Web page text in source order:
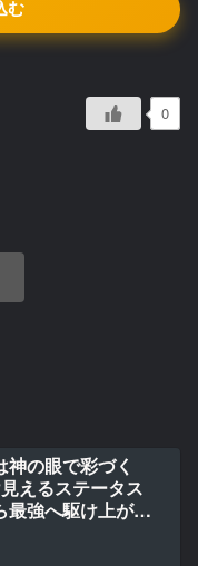
む
0
神の眼で彩づく
えるステータス
最強へ駆け上が